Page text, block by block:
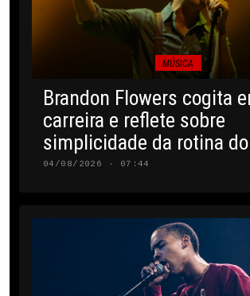
MÚSICA
Brandon Flowers cogita
carreira e reflete sobre
simplicidade da rotina
04/08/2026 · 07:44